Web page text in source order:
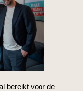
bereikt voor de